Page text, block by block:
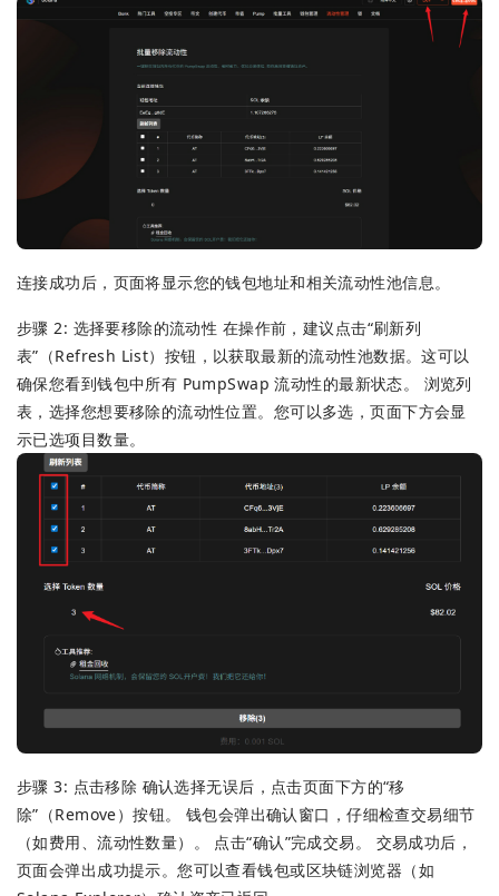
连接成功后，页面将显示您的钱包地址和相关流动性池信息。
步骤 2: 选择要移除的流动性 在操作前，建议点击“刷新列
表”（Refresh List）按钮，以获取最新的流动性池数据。这可以
确保您看到钱包中所有 PumpSwap 流动性的最新状态。 浏览列
表，选择您想要移除的流动性位置。您可以多选，页面下方会显
示已选项目数量。
步骤 3: 点击移除 确认选择无误后，点击页面下方的“移
除”（Remove）按钮。 钱包会弹出确认窗口，仔细检查交易细节
（如费用、流动性数量）。 点击“确认”完成交易。 交易成功后，
页面会弹出成功提示。您可以查看钱包或区块链浏览器（如